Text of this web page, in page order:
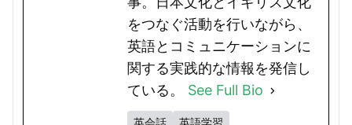
をつなぐ活動を行いながら、
英語とコミュニケーションに
関する実践的な情報を発信し
ている。 See Full Bio